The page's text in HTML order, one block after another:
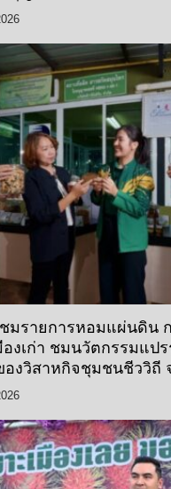
มรายการหอมแผ่นดิน
องเก่า ชมนวัตกรรมแป
องวิสาหกิจชุมชนชีววิถี